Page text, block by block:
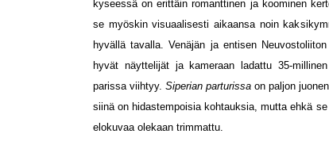
kyseessä on erittäin romanttinen ja koominen
se myöskin visuaalisesti aikaansa noin
hyvällä tavalla. Venäjän ja entisen
hyvät näyttelijät ja kameraan ladattu 35-
parissa viihtyy. Siperian parturissa on paljon
siinä on hidastempoisia kohtauksia, mutta ehkä
elokuvaa olekaan trimmattu.